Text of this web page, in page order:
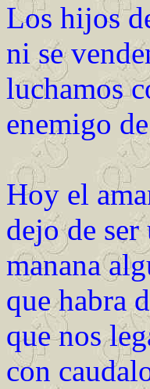
Los hijos
ni se
luchamos
enemigo
Hoy el
dejo de
manana
que habra
que nos
con